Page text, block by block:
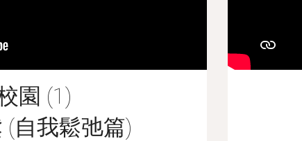
園 (1)
自我鬆弛篇)